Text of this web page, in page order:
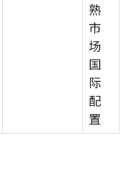
熟
市
场
国
际
配
置